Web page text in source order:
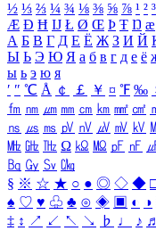
½ ⅓ ⅔ ¼ ¾ ⅛ ⅜ ⅝ ⅞ ¹ ² ³
Æ Ð Ħ Ĳ Ł Ø Œ Þ Ŧ Ŋ æ
А Б В Г Д Е Ё Ж З И Й
Ы Ь Э Ю Я а б в г д е ё
ы ь э ю я
′ ″ ℃ Å ￠ ￡ ￥ ¤ ℉ ‰
㎙ ㎚ ㎛ ㎜ ㎝ ㎞ ㎟ ㎠
㎱ ㎲ ㎳ ㎴ ㎵ ㎶ ㎷ ㎸
㎒ ㎓ ㎔ Ω ㏀ ㏁ ㎊ ㎋
㏃ ㏉ ㏜ ㏆
§ ※ ☆ ★ ○ ● ◎ ◇ ◆
♠ ♡ ♥ ♧ ♣ ⊙ ◈ ▣ ◐ ◑
‡ ↕ ↗ ↙ ↖ ↘ ♭ ♩ ♪ ♬